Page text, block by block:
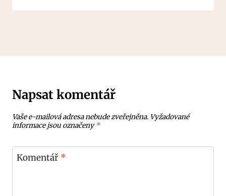
Napsat komentář
Vaše e-mailová adresa nebude zveřejněna. Vyžadované
informace jsou označeny*
Komentář *